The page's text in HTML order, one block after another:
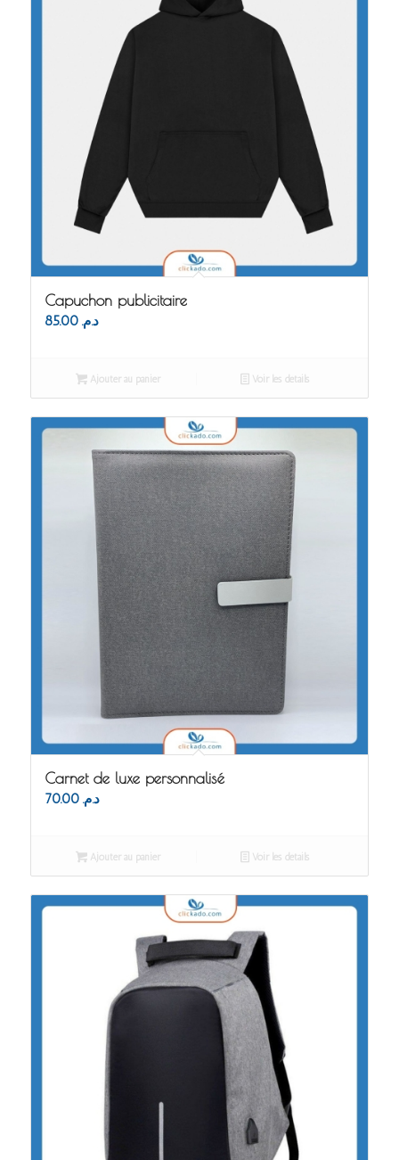
Capuchon publicitaire
د.م. 85.00
Ajouter au panier Voir les détails
Carnet de luxe personnalisé
د.م. 70.00
Ajouter au panier Voir les détails